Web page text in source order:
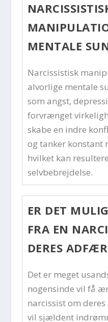
MENTALE
Narcissistisk
alvorlige mentale
som angst,
forvrænget
skabe en indre
og tanker konstant
hvilket kan
selvbebrejdelse.
ER DET
FRA EN
DERES
Det er meget
nogensinde vil få
narcissist om
vil sjældent